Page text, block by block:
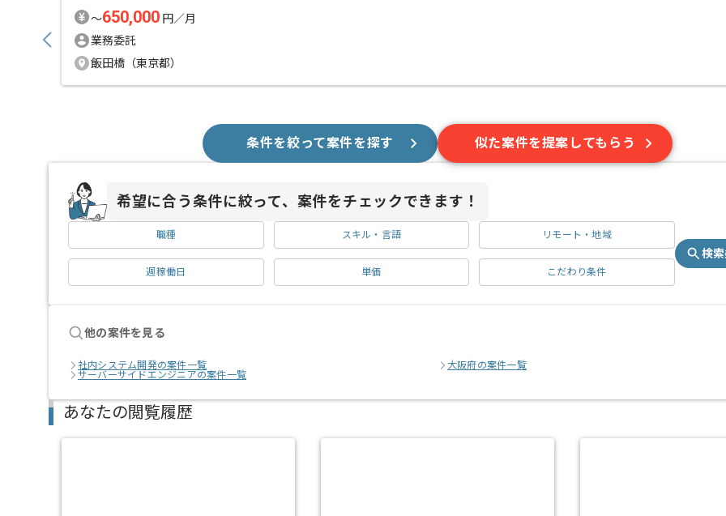
〜650,000 円／月
業務委託
飯田橋（東京都）
条件を絞って案件を探す 似た案件を提案してもらう
希望に合う条件に絞って、案件をチェックできます！
職種 スキル・言語 リモート・地域
週稼働日 単価 こだわり条件
検
他の案件を見る
社内システム開発の案件一覧
大阪府の案件一覧
サーバーサイドエンジニアの案件一覧
あなたの閲覧履歴